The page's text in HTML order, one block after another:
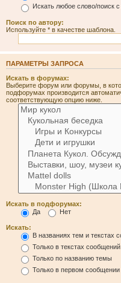
Искать любое слово/поиск
Поиск по автору:
Используйте * в качестве шаблона.
ПАРАМЕТРЫ ЗАПРОСА
Искать в форумах:
Выберите форум или форумы, в
подфорумах производится
соответствующую опцию ниже.
Искать в подфорумах:
Да
Нет
Искать:
В названиях тем и текстах
Только в текстах сообщений
Только по названию темы
Только в первом